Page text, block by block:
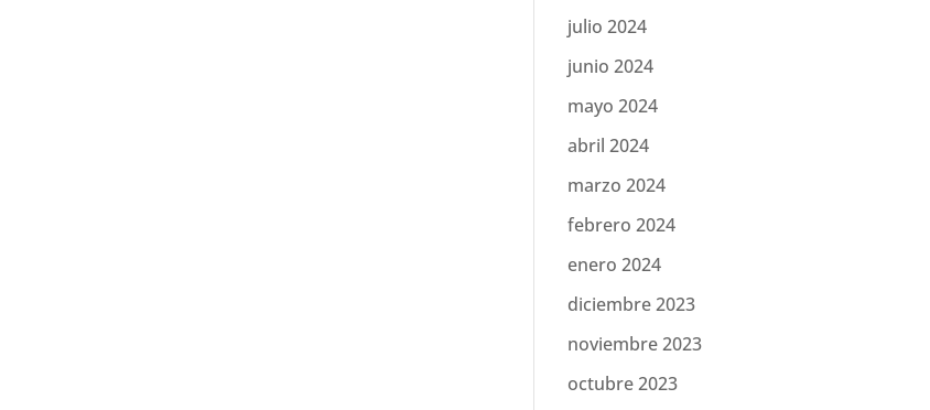
julio 2024
junio 2024
mayo 2024
abril 2024
marzo 2024
febrero 2024
enero 2024
diciembre 2023
noviembre 2023
octubre 2023